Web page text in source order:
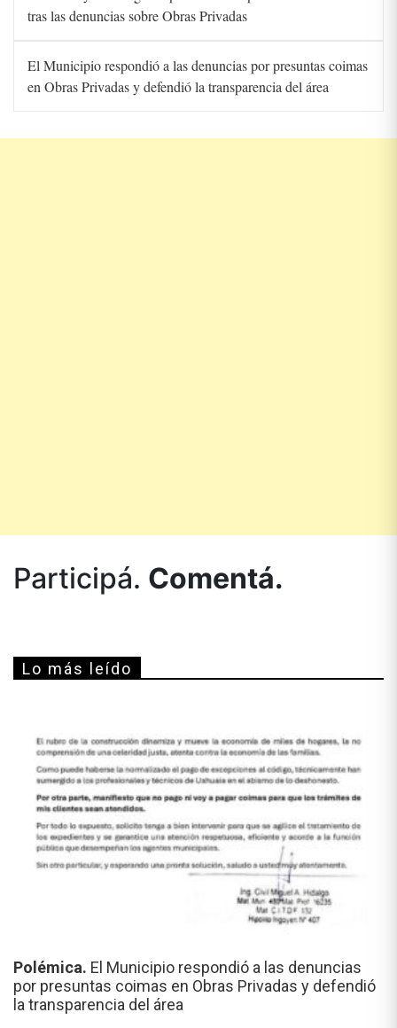
tras las denuncias sobre Obras Privadas
El Municipio respondió a las denuncias por presuntas coimas
en Obras Privadas y defendió la transparencia del área
Participá. Comentá.
Lo más leído
Polémica. El Municipio respondió a las denuncias
por presuntas coimas en Obras Privadas y defendió
la transparencia del área